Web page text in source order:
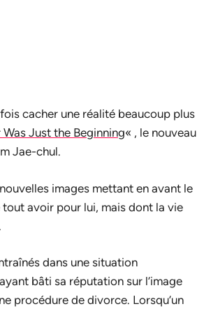
cacher une réalité beaucoup plus
Just the Beginning« , le nouveau
Jae-chul.
images mettant en avant le
avoir pour lui, mais dont la vie
dans une situation
bâti sa réputation sur l’image
procédure de divorce. Lorsqu’un